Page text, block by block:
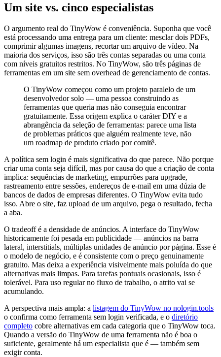
Um site vs. cinco especialistas
O argumento real do TinyWow é conveniência. Suponha que você
está processando uma entrega para um cliente: mesclar dois PDFs,
comprimir algumas imagens, recortar um arquivo de vídeo. Na
maioria dos serviços, isso são três contas separadas ou uma conta
com níveis gratuitos restritos. No TinyWow, são três páginas de
ferramentas em um site sem overhead de gerenciamento de contas.
O TinyWow começou como um projeto paralelo de um
desenvolvedor solo — uma pessoa construindo as
ferramentas que queria mas não conseguia encontrar
gratuitamente. Essa origem explica o caráter DIY e a
abrangência da seleção de ferramentas: parece uma lista
de problemas práticos que alguém realmente teve, não
um roadmap de produto criado por comitê.
A política sem login é mais significativa do que parece. Não porque
criar uma conta seja difícil, mas por causa do que a criação de conta
implica: sequências de marketing, empurrões para upgrade,
rastreamento entre sessões, endereços de e-mail em uma dúzia de
bancos de dados de empresas diferentes. O TinyWow evita tudo
isso. Abre o site, faz upload de um arquivo, pega o resultado, fecha
a aba.
O tradeoff é a densidade de anúncios. A interface do TinyWow
historicamente foi pesada em publicidade — anúncios na barra
lateral, interstitials, múltiplas unidades de anúncio por página. Esse é
o modelo de negócio, e é consistente com o preço genuinamente
gratuito. Mas deixa a experiência visivelmente mais poluída do que
alternativas mais limpas. Para tarefas pontuais ocasionais, isso é
tolerável. Para uso regular no fluxo de trabalho, o atrito vai se
acumulando.
A perspectiva mais ampla: a listagem do TinyWow no nologin.tools
o confirma como ferramenta sem login verificada, e o diretório
completo cobre alternativas em cada categoria que o TinyWow toca.
Quando a versão do TinyWow de uma ferramenta não é boa o
suficiente, geralmente há um especialista que é — também sem
exigir conta.